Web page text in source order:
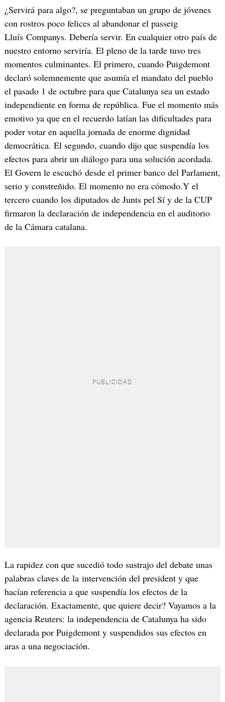
¿Servirá para algo?, se preguntaban un grupo de jóvenes
con rostros poco felices al abandonar el passeig
Lluís Companys. Debería servir. En cualquier otro país de
nuestro entorno serviría. El pleno de la tarde tuvo tres
momentos culminantes. El primero, cuando Puigdemont
declaró solemnemente que asumía el mandato del pueblo
el pasado 1 de octubre para que Catalunya sea un estado
independiente en forma de república. Fue el momento más
emotivo ya que en el recuerdo latían las dificultades para
poder votar en aquella jornada de enorme dignidad
democrática. El segundo, cuando dijo que suspendía los
efectos para abrir un diálogo para una solución acordada.
El Govern le escuchó desde el primer banco del Parlament,
serio y constreñido. El momento no era cómodo.Y el
tercero cuando los diputados de Junts pel Sí y de la CUP
firmaron la declaración de independencia en el auditorio
de la Cámara catalana.
La rapidez con que sucedió todo sustrajo del debate unas
palabras claves de la intervención del president y que
hacían referencia a que suspendía los efectos de la
declaración. Exactamente, que quiere decir? Vayamos a la
agencia Reuters: la independencia de Catalunya ha sido
declarada por Puigdemont y suspendidos sus efectos en
aras a una negociación.